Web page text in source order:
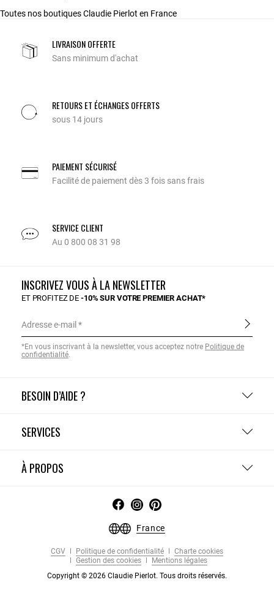
Toutes nos boutiques Claudie Pierlot en France
LIVRAISON OFFERTE
Sans minimum d'achat
RETOURS ET ÉCHANGES OFFERTS
sous 14 jours
PAIEMENT SÉCURISÉ
Facilité de paiement dès 3 fois sans frais
SERVICE CLIENT
Au 0 800 08 31 98
BESOIN D’AIDE ?
SERVICES
À PROPOS
INSCRIVEZ VOUS À LA NEWSLETTER
ET PROFITEZ DE-10% SUR VOTRE PREMIER ACHAT*
Adresse e-mail
*En vous inscrivant à la newsletter, vous acceptez notre Politique de
confidentialité.
France
CGV Politique de confidentialité
Charte cookies
Gestion des cookies
Mentions légales
Copyright © 2026 Claudie Pierlot. Tous droits réservés.